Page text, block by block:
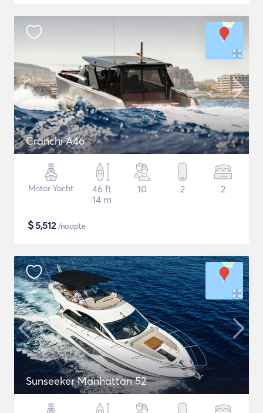
Cranchi A46
Motor Yacht
46 ft
14 m
10 2 2
$5,512/noapte
Sunseeker Manhattan 52